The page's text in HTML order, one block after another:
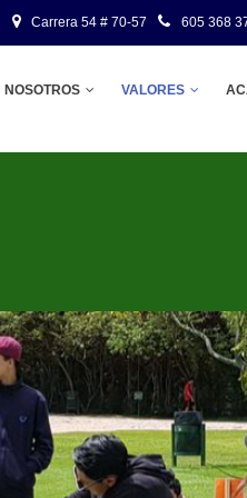
Carrera 54 # 70-57 605 368
NOSOTROS VALORES